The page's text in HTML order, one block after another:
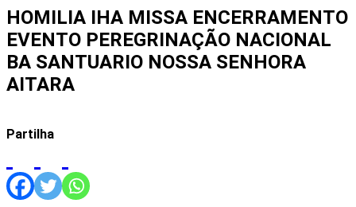
HOMILIA IHA MISSA ENCERRAMENTO
EVENTO PEREGRINAÇÃO NACIONAL
BA SANTUARIO NOSSA SENHORA
AITARA
Partilha